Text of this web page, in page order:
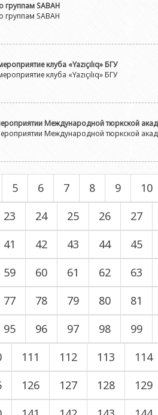
группам SABAH
группам SABAH
клуба «Yazıçılıq» БГУ
клуба «Yazıçılıq» БГУ
Международной тюркской
Международной тюркской
5 6 7 8 9
10
23 24 25 26
27
41 42 43 44
45
59 60 61 62
63
77 78 79 80
81
95 96 97 98
99
111 112 113
114
126 127 128
129